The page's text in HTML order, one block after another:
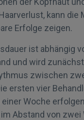
kann die
Erfolge zeigen.
ist abhängig
und wird
zwischen
ersten vier
Woche
Abstand von zwei